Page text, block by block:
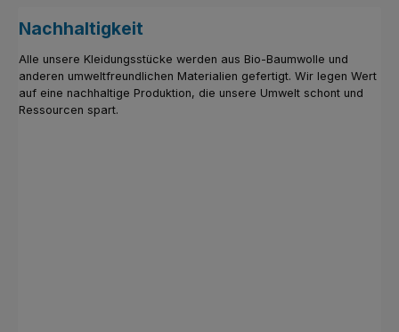
Nachhaltigkeit
Alle unsere Kleidungsstücke werden aus Bio-Baumwolle und
anderen umweltfreundlichen Materialien gefertigt. Wir legen Wert
auf eine nachhaltige Produktion, die unsere Umwelt schont und
Ressourcen spart.